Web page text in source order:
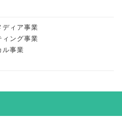
ィア事業
ング事業
ル事業